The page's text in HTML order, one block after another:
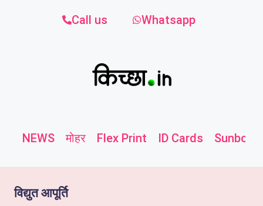
Call us Whatsapp
NEWS मोहर Flex Print ID Cards
विद्युत आपूर्ति